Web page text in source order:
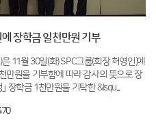
장학금 일천만원 기부
11월 30일(화) SPC그룹(회장 허영인)에
만원을 기부함에 따라 감사의 뜻으로 장
제주인재육성｣ 장학금 1천만원을 기탁한 &lsqu...